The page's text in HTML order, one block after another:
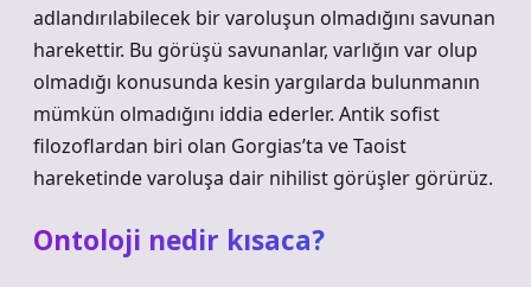
adlandırılabilecek bir varoluşun olmadığını savunan
harekettir. Bu görüşü savunanlar, varlığın var olup
olmadığı konusunda kesin yargılarda bulunmanın
mümkün olmadığını iddia ederler. Antik sofist
filozoflardan biri olan Gorgias’ta ve Taoist
hareketinde varoluşa dair nihilist görüşler görürüz.
Ontoloji nedir kısaca?